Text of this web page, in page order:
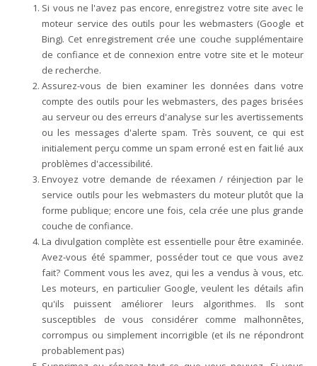
Si vous ne l'avez pas encore, enregistrez votre site avec le
moteur service des outils pour les webmasters (Google et
Bing). Cet enregistrement crée une couche supplémentaire
de confiance et de connexion entre votre site et le moteur
de recherche.
Assurez-vous de bien examiner les données dans votre
compte des outils pour les webmasters, des pages brisées
au serveur ou des erreurs d'analyse sur les avertissements
ou les messages d'alerte spam. Très souvent, ce qui est
initialement perçu comme un spam erroné est en fait lié aux
problèmes d'accessibilité.
Envoyez votre demande de réexamen / réinjection par le
service outils pour les webmasters du moteur plutôt que la
forme publique; encore une fois, cela crée une plus grande
couche de confiance.
La divulgation complète est essentielle pour être examinée.
Avez-vous été spammer, posséder tout ce que vous avez
fait? Comment vous les avez, qui les a vendus à vous, etc.
Les moteurs, en particulier Google, veulent les détails afin
qu'ils puissent améliorer leurs algorithmes. Ils sont
susceptibles de vous considérer comme malhonnêtes,
corrompus ou simplement incorrigible (et ils ne répondront
probablement pas)